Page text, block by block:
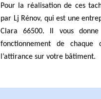
Pour la réalisation de ces
par Lj Rénov, qui est une
Clara 66500. Il vous
fonctionnement de
l’attirance sur votre bâtiment.